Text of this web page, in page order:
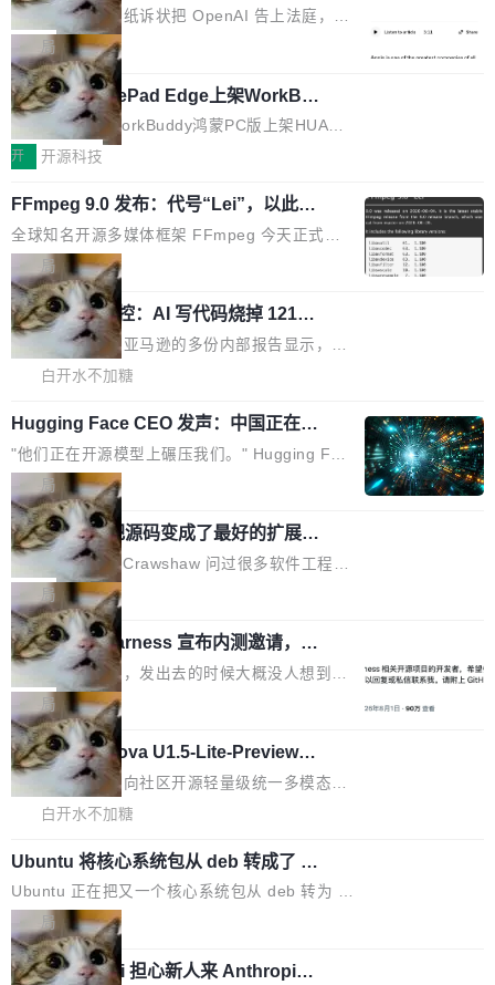
（<a href="https://bugzilla.mozilla.org/show_
bug.cgi?id=204...
orkers 跑了十年 Isolate。用 CEO Matthew Pri
nce 的话说：「我们一生都在用 Isolate 运行代
码，而 AI Agent 不需要容器，它们需要的是 Iso
late。」 容器为什么不合适 容器的问题在于启动
和销毁都太重了。一个 Agent 要执行的任务可能
只需要几毫秒的 CPU 时间，但容器从冷启动到
就绪要花数秒。如果未来有十...
诉讼，称“Apple is getting this wron
g”
上个月，苹果一纸诉状把 OpenAI 告上法庭，指
控其挖角苹果前员工并窃取商业秘密。苹果的诉
状把 OpenAI 描述成一个系统性地从前东家挖
人、套取机密信息的对手。 OpenAI 没发律师
函，也没选择庭外沉默。它在官网贴了一篇博
文，标题只有六个字：Apple is getting this wro
录全贴了出来。 他发错人了 苹果外部律师 Gabr
iel Gross 来自 Weil 律所，2 月 23 日下午 5:53
给 OpenAI 总法律顾问 Che Chang 发了封邮
件，附了一封长信，要求 OpenAI 配合调查前苹
果员工带走机密信...
局
HUAWEI MatePad Edge上架WorkBu
ddy鸿蒙PC版，说话就能干活的AI办公
搭子
全能AI工作台WorkBuddy鸿蒙PC版上架HUAWE
I MatePad Edge应用市场，直接下载即可使
这是目前市面上唯一支持平板接入WorkBuddy P
C版的产品，搭载“人机双写”重磅功能——你写
你的，AI写AI的，同屏协作互不干扰。一句话让
AI帮你干活，现在开启全新体验！ 温馨提示：
体验WorkBuddy鸿蒙PC版前，请将 HUAWEI M
atePad Edge 升级至 HarmonyOS 6.1.0.135S
P9 patch03及以上版本。 *升级路径：设置 > 搜
载安装完成升级即可。 没有...
开 开源科技
FFmpeg 9.0 发布：代号“Lei”，以此纪
念中国开发者雷霄骅
全球知名开源多媒体框架 FFmpeg 今天正式发
布了 9.0 版本。这个版本除了带来新一代音视频
处理能力和硬件加速支持之外，还有一个特殊之
处：FFmpeg 9.0 的代号是“Lei”。 这个名字，
来自中国开发者雷霄骅（Lei Xiaohua）。 对于
很多中国音视频开发者而言，这个名字并不陌
析和开源示例，让一代开发者第一次真正理解 F
Fmpeg，也成为很多人进入音视频开发领域的
“启蒙老师”。 而今年，恰好是雷霄骅离世十周
年。FFmpeg 社区最终选择用一个大版本的名
字，留下了这份纪念。 雷霄骅曾是中国传媒大学
数字电视技术方向的博士生，长期从事视频、音
频技...
局
亚马逊成本失控：AI 写代码烧掉 1215
万元，超预算 860%
外媒近日曝光了亚马逊的多份内部报告显示，AI
导致公司在多个项目上超支。《金融时报》报道
（约合人民币 1215 万元）。 具体来说，一名工
程师借助 Anthropic 旗下 Claude Sonnet 模型
编写程序，目标是完成电商平台作者信息与商品
列表的数据匹配 —— 一项常规的数据处理任
务，最终却产生了 180 万美元的账单，实际支出
超出原定预算 860%。 更令人意外的是，该项目
最终并未成功落地，而高额算力消耗持续运行长
达 5 个月，公司直到财务对账时才察觉异常。这
意味着一个无人看管的 AI 程序，在近半年时间
里日夜不停地"烧钱"。 复盘显示，...
白开水不加糖
Hugging Face CEO 发声：中国正在开
源模型上碾压我们
"他们正在开源模型上碾压我们。" Hugging Fac
e CEO Clément Delangue 在 CNBC 的采访里
没有拐弯抹角。他说中国正在赢得 AI 竞赛，而
且按目前的速度，中国 AI 工具预计在今年底或
2027 年就能追上美国前沿实验室的水平。 Dela
ngue 把原因归结为一件事：开放协作。中国的
AI 开发者在一个共享和协作的生态里加速迭代，
而美国模型厂商在"闭门造车"。他的原话是 "buil
ding in silos"——各自为战，互不通气。 这个判
断从他嘴里说出来分量不同。Hugging Face 是
全球最大的开源 AI 平台，上面跑着上百万个模
型。谁在开源赛道上领先，...
局
当 AI agent 把源码变成了最好的扩展系
统，开发者工具必须开源
五年前，David Crawshaw 问过很多软件工程师
一个问题：你写过什么给自己用的程序？答案几
乎都是没有。工程师们整天用别人写的程序写程
序给别人用。偶尔有人自己写个博客系统、智能
家居控制、家庭实验室，都算稀奇事。 Crawsh
aw 是 Shelley 的作者，一个开源 AI coding age
nt。他最近在博客上写了一篇文章，核心论点很
简单：开发者工具必须开源。 理由不是传统的自
由软件情怀，而是一个跟 AI agent 直接相关的
某个软件的源码，在本地构建。修改 agent ...
局
DeepSeek Harness 宣布内测邀请，全
网最大规模开源 Agent 路演现场诞生
一条内测招募帖，发出去的时候大概没人想到它
会变成一场开源 Agent 生态的路演。 8月1日，
DeepSeek Harness 团队负责人崔添翼（tiany
i）在 X 上发帖： 「如果你是 Agent Harness 相
关开源项目的开发者，希望参加 DeepSeek Har
ness 的内测，可以回复或私信联系我。请附上
官方招聘信息中写过一条简洁有力的公式：Mod
el + Harness = Agent。模型负责理解和推理，
Harness 负责把能力落到真实环境中——调用工
具、读写文件、管理上下文、处理错误、完成闭
环。崔添翼招人的标...
局
商汤 SenseNova U1.5-Lite-Preview
开源
商汤科技宣布面向社区开源轻量级统一多模态模
型的预览版本 SenseNova U1.5-Lite-Preview。
单的模型规模升级，而是基于 SenseNova U1
的一次系统性迭代，不仅在同一架构中贯通视觉
理解、推理、生成与编辑，还仅以 8B-MoT 的轻
量大小，将能力推进到4K、更精细的真实质感、
更复杂的视觉控制和可持续迭代编辑。 相比 U
白开水不加糖
Ubuntu 将核心系统包从 deb 转成了 s
nap
Ubuntu 正在把又一个核心系统包从 deb 转为 s
nap。这次是 hwctl——一个用来检查 Ubuntu
硬件认证状态的命令行工具。 Canonical 工程师
Alan Griffiths 在邮件列表中说得很直白：「hwc
局
Dario Amodei 担心新人来 Anthropic